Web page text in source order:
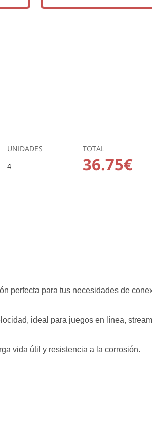
UNIDADES
4
TOTAL
36.75€
perfecta para tus necesidades de
ideal para juegos en línea,
vida útil y resistencia a la corrosión.